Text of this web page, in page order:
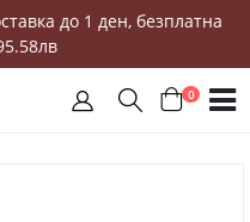
до 1 ден, безплатна
0